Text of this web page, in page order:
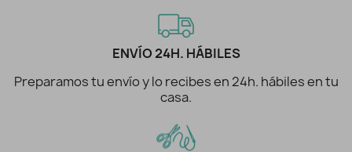
ENVÍO 24H. HÁBILES
Preparamos tu envío y lo recibes en 24h. hábiles en tu
casa.